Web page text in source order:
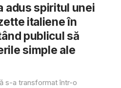
adus spiritul unei
italiene în
publicul să
simple ale
s-a transformat într-o